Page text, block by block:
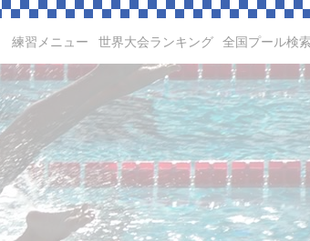
練習メニュー 世界大会ランキング 全国プール検索